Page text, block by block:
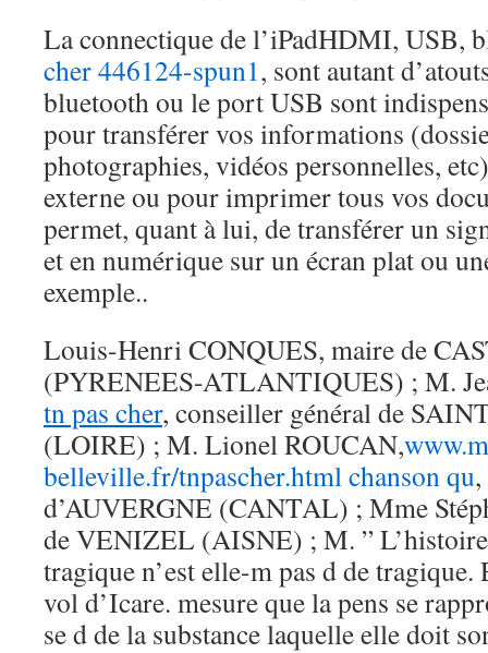
La connectique de l’iPadHDMI, USB,
cher 446124-spun1, sont autant
bluetooth ou le port USB sont
pour transférer vos informations
photographies, vidéos personnelles,
externe ou pour imprimer tous vos
permet, quant à lui, de transférer un
et en numérique sur un écran plat ou
exemple..
Louis-Henri CONQUES, maire de
(PYRENEES-ATLANTIQUES) ; M.
tn pas cher, conseiller général de
(LOIRE) ; M. Lionel ROUCAN,
belleville.fr/tnpascher.html chanson qu
d’AUVERGNE (CANTAL) ; Mme
de VENIZEL (AISNE) ; M. ”
tragique n’est elle-m pas d de tragique.
vol d’Icare. mesure que la pens se
se d de la substance laquelle elle doit